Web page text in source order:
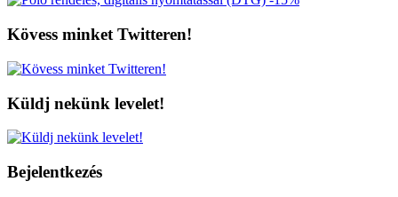
Kövess minket Twitteren!
Küldj nekünk levelet!
Bejelentkezés